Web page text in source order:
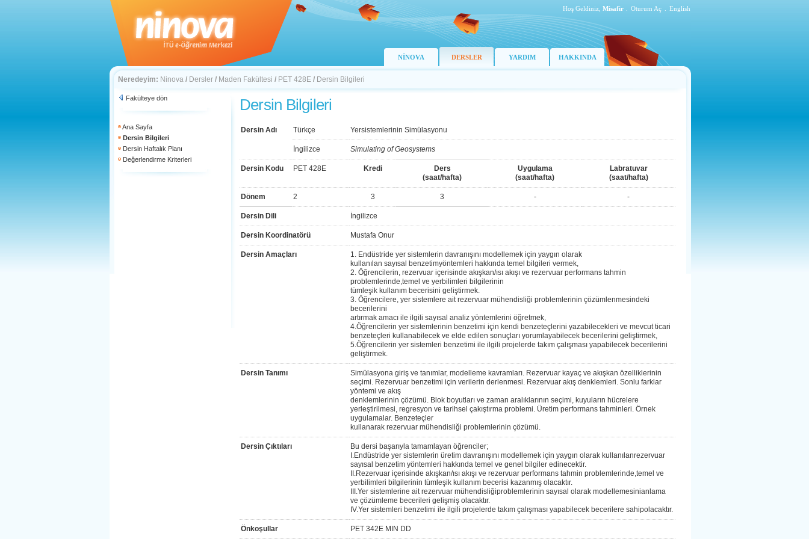
Hoş Geldiniz, Misafir Oturum Aç English
NİNOVA DERSLER YARDIM HAKKINDA
Neredeyim: Ninova / Dersler / Maden Fakültesi / PET 428E / Dersin Bilgileri
Fakülteye dön
Ana Sayfa
Dersin Bilgileri
Dersin Haftalık Planı
Değerlendirme Kriterleri
Dersin Bilgileri
Dersin Adı Türkçe Yersistemlerinin Simülasyonu
İngilizce Simulating of Geosystems
Dersin Kodu PET 428E Kredi
Ders
(saat/hafta)
Uygulama
(saat/hafta)
Labratuvar
(saat/hafta)
Dönem 2 3 3 - -
Dersin Dili İngilizce
Dersin Koordinatörü Mustafa Onur
Dersin Amaçları
1. Endüstride yer sistemlerin davranışını modellemek için yaygın olarak
kullanılan sayısal benzetimyöntemleri hakkında temel bilgileri vermek,
2. Öğrencilerin, rezervuar içerisinde akışkan/ısı akışı ve rezervuar performans tahmin
problemlerinde,temel ve yerbilimleri bilgilerinin
tümleşik kullanım becerisini geliştirmek.
3. Öğrencilere, yer sistemlere ait rezervuar mühendisliği problemlerinin çözümlenmesindeki
becerilerini
artırmak amacı ile ilgili sayısal analiz yöntemlerini öğretmek,
4.Öğrencilerin yer sistemlerinin benzetimi için kendi benzeteçlerini yazabilecekleri ve mevcut ticari
benzeteçleri kullanabilecek ve elde edilen sonuçları yorumlayabilecek becerilerini geliştirmek,
5.Öğrencilerin yer sistemleri benzetimi ile ilgili projelerde takım çalışması yapabilecek becerilerini
geliştirmek.
Dersin Tanımı
Simülasyona giriş ve tanımlar, modelleme kavramları. Rezervuar kayaç ve akışkan özelliklerinin
seçimi. Rezervuar benzetimi için verilerin derlenmesi. Rezervuar akış denklemleri. Sonlu farklar
yöntemi ve akış
denklemlerinin çözümü. Blok boyutları ve zaman aralıklarının seçimi, kuyuların hücrelere
yerleştirilmesi, regresyon ve tarihsel çakıştırma problemi. Üretim performans tahminleri. Örnek
uygulamalar. Benzeteçler
kullanarak rezervuar mühendisliği problemlerinin çözümü.
Dersin Çıktıları
Bu dersi başarıyla tamamlayan öğrenciler;
I.Endüstride yer sistemlerin üretim davranışını modellemek için yaygın olarak kullanılanrezervuar
sayısal benzetim yöntemleri hakkında temel ve genel bilgiler edinecektir.
II.Rezervuar içerisinde akışkan/ısı akışı ve rezervuar performans tahmin problemlerinde,temel ve
yerbilimleri bilgilerinin tümleşik kullanım becerisi kazanmış olacaktır.
III.Yer sistemlerine ait rezervuar mühendisliğiproblemlerinin sayısal olarak modellemesinianlama
ve çözümleme becerileri gelişmiş olacaktır.
IV.Yer sistemleri benzetimi ile ilgili projelerde takım çalışması yapabilecek becerilere sahipolacaktır.
Önkoşullar PET 342E MIN DD